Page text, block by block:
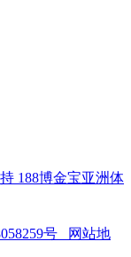
188博金宝亚洲体
号
网站地